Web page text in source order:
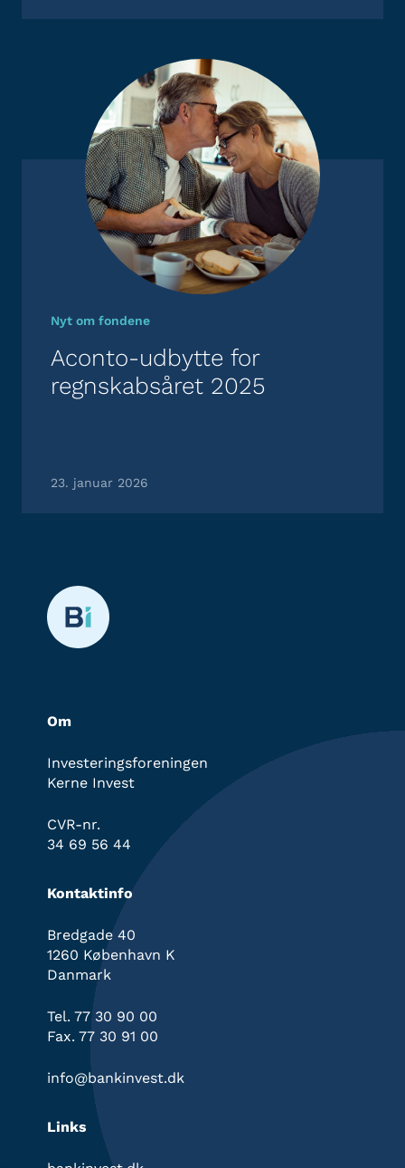
Nyt om fondene
Aconto-udbytte for
regnskabsåret 2025
23. januar 2026
Om
Investeringsforeningen
Kerne Invest
CVR-nr.
34 69 56 44
Kontaktinfo
Bredgade 40
1260 København K
Danmark
Tel. 77 30 90 00
Fax. 77 30 91 00
info@bankinvest.dk
Links